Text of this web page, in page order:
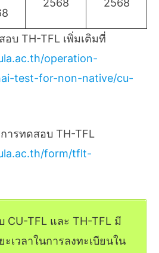
อบ TH-TFL เพิ่มเติมที่
operation-
test-for-non-native/cu-
ารทดสอบ TH-TFL
form/tflt-
CU-TFL และ TH-TFL มี
เวลาในการลงทะเบียนใน